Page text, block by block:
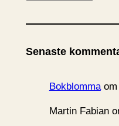
k
v
Senaste
Bokblommaom
Martin Fabian